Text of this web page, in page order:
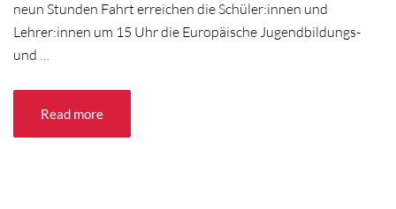
neun Stunden Fahrt erreichen die Schüler:innen und
Lehrer:innen um 15 Uhr die Europäische Jugendbildungs-
und …
Read more